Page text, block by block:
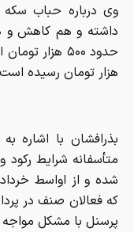
وی درباره حباب
داشته و هم کاهش و
هزار تومان رسیده
بذرافشان با اشاره
متأسفانه شرایط
شده و از اواسط
که فعالان صنف در
پرسنل با مشکل